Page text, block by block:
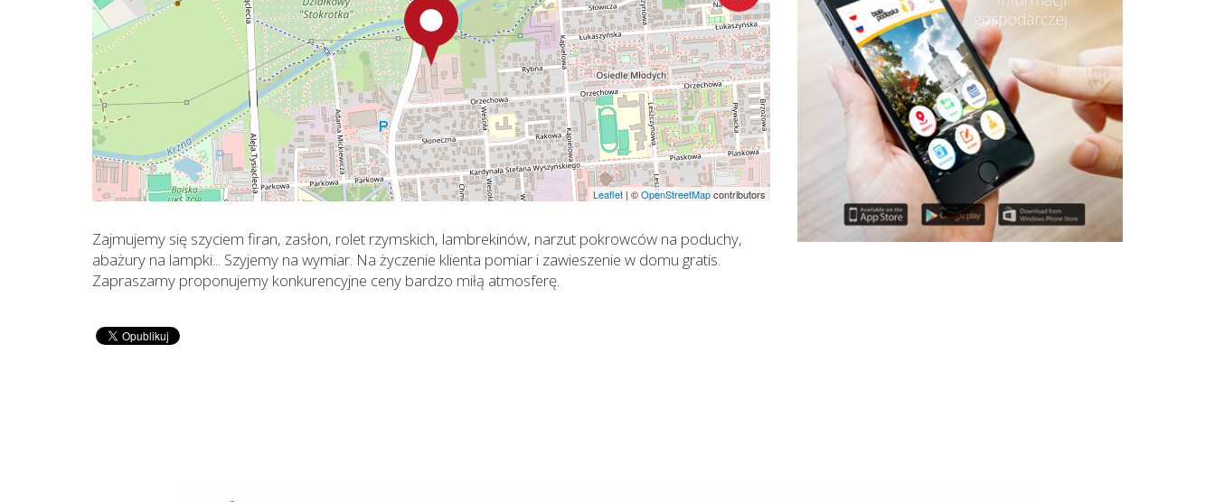
Leaflet | ©OpenStreetMapcontributors
Zajmujemy się szyciem firan, zasłon, rolet rzymskich, lambrekinów, narzut pokrowców na poduchy,
abażury na lampki... Szyjemy na wymiar. Na życzenie klienta pomiar i zawieszenie w domu gratis.
Zapraszamy proponujemy konkurencyjne ceny bardzo miłą atmosferę.